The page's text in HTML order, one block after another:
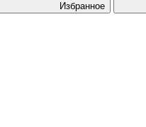
Избранное